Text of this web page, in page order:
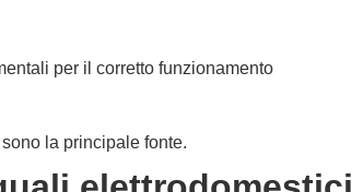
per il corretto funzionamento
la principale fonte.